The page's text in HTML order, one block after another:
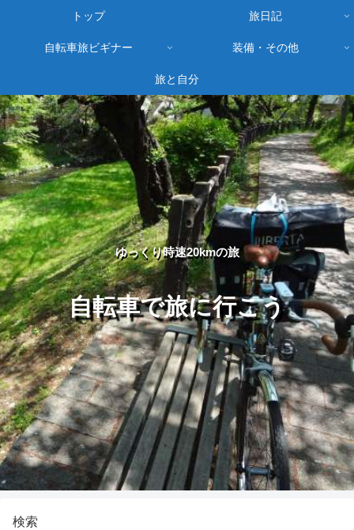
ゆっくり時速20kmの旅
自転車で旅に行こう
トップ 旅日記
自転車旅ビギナー 装備・その他
旅と自分
検索